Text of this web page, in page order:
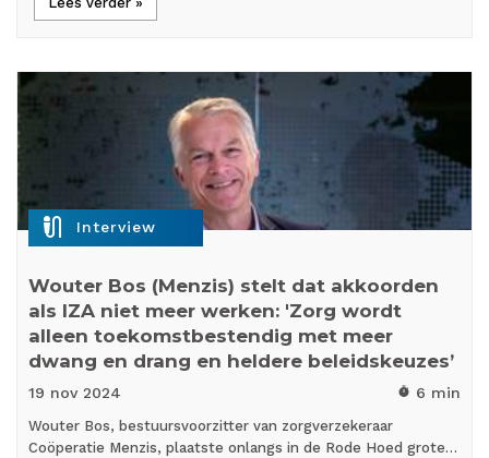
mic_external_on Interview
Wouter Bos (Menzis) stelt dat akkoorden
als IZA niet meer werken: 'Zorg wordt
alleen toekomstbestendig met meer
dwang en drang en heldere beleidskeuzes’
19 nov 2024 timer 6 min
Wouter Bos, bestuursvoorzitter van zorgverzekeraar
Coöperatie Menzis, plaatste onlangs in de Rode Hoed grote…